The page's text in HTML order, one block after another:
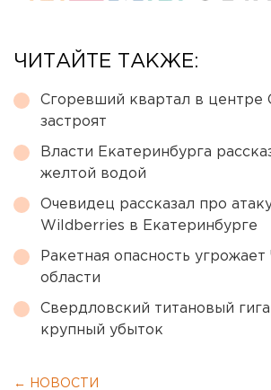
ЧИТАЙТЕ ТАКЖЕ:
Сгоревший квартал в центре
застроят
Власти Екатеринбурга
желтой водой
Очевидец рассказал про
Wildberries в Екатеринбурге
Ракетная опасность
области
Свердловский титановый
крупный убыток
← НОВОСТИ